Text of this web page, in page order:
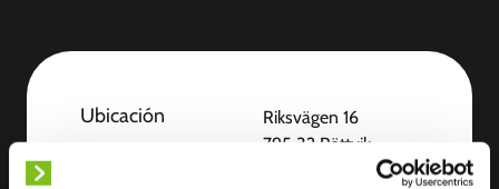
Ubicación
Riksvägen 16
795 32 Rättvik